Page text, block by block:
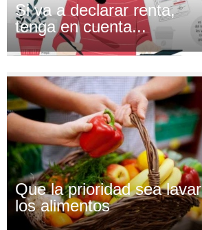
Si va a declarar renta,
tenga en cuenta...
Que la prioridad sea lavar
los alimentos